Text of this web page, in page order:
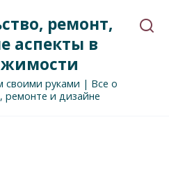
ремонт,
аспекты в
своими руками | Все о
ремонте и дизайне